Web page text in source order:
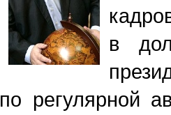
в
по регулярной